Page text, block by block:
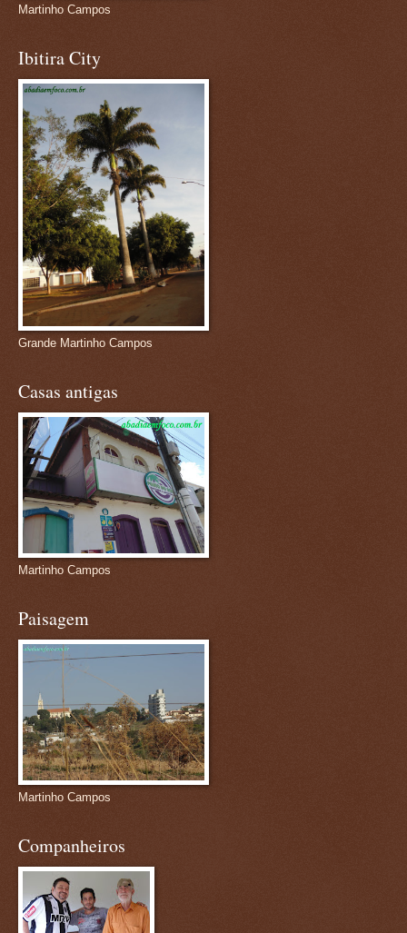
Martinho Campos
Ibitira City
Grande Martinho Campos
Casas antigas
Martinho Campos
Paisagem
Martinho Campos
Companheiros